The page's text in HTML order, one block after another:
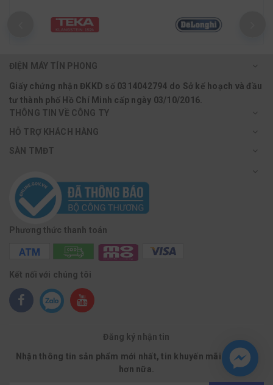
ĐIỆN MÁY TÍN PHONG
Giấy chứng nhận ĐKKD số 0314042794 do Sở kế hoạch và đầu
tư thành phố Hồ Chí Minh cấp ngày 03/10/2016.
THÔNG TIN VỀ CÔNG TY
HỖ TRỢ KHÁCH HÀNG
SÀN TMĐT
Phương thức thanh toán
Kết nối với chúng tôi
Đăng ký nhận tin
Nhận thông tin sản phẩm mới nhất, tin khuyến mãi và nhiều
hơn nữa.